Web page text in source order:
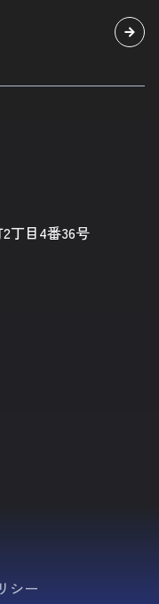
丁目4番36号
シー